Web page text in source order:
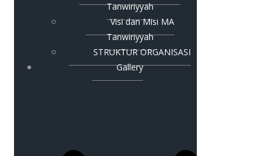
Tanwiriyyah
Visi dan Misi MA
Tanwiriyyah
STRUKTUR ORGANISASI
Gallery